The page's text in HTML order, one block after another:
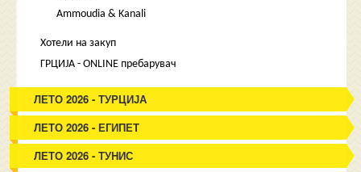
Ammoudia & Kanali
Хотели на закуп
ГРЦИЈА - ONLINE пребарувач
ЛЕТО 2026 - ТУРЦИЈА
ЛЕТО 2026 - ЕГИПЕТ
ЛЕТО 2026 - ТУНИС